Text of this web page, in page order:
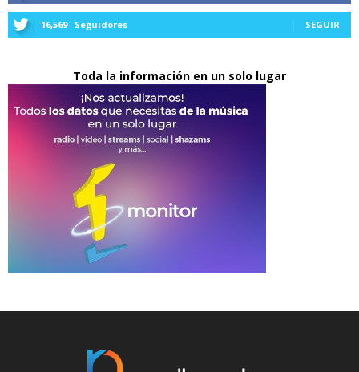
16,569 Seguidores SEGUIR
Toda la información en un solo lugar